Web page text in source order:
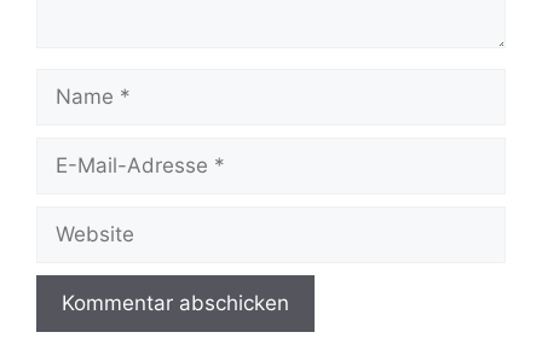
Name
Website